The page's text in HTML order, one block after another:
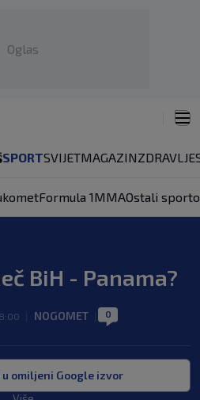
Oglas
SPORTSVIJETMAGAZINZDRAVLJE
Formula 1MMAOstali
BiH - Panama?
NOGOMET 0
u omiljeni Google izvor